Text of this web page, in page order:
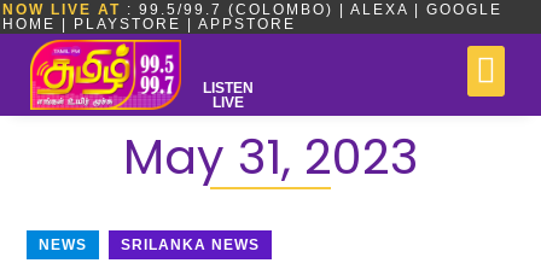
NOW LIVE AT : 99.5/99.7 (COLOMBO) | ALEXA | GOOGLE
HOME | PLAYSTORE | APPSTORE
LISTEN
LIVE
May 31, 2023
NEWS SRILANKA NEWS